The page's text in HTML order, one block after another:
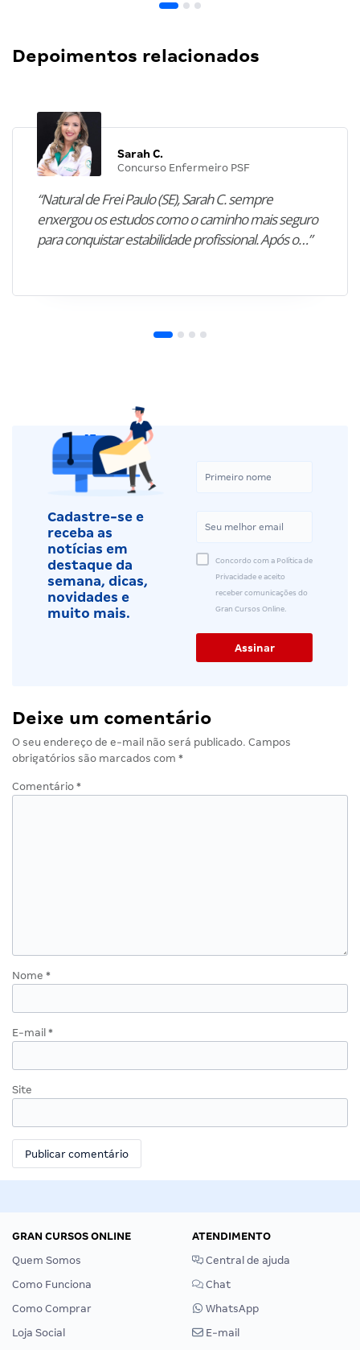
Depoimentos relacionados
Sarah C.
Concurso Enfermeiro PSF
“Natural de Frei Paulo (SE), Sarah C. sempre
enxergou os estudos como o caminho mais seguro
para conquistar estabilidade profissional. Após o…”
Cadastre-se e
receba as
notícias em
destaque da
semana, dicas,
novidades e
muito mais.
Concordo com a Política de
Privacidade e aceito
receber comunicações do
Gran Cursos Online.
Deixe um comentário
O seu endereço de e-mail não será publicado. Campos
obrigatórios são marcados com *
Comentário *
Nome *
E-mail *
Site
GRAN CURSOS ONLINE
Quem Somos
Como Funciona
Como Comprar
Loja Social
ATENDIMENTO
Central de ajuda
Chat
WhatsApp
E-mail